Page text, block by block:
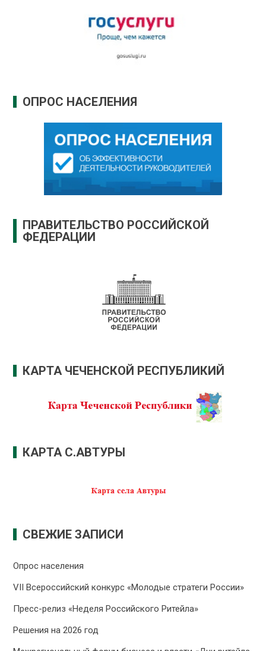
ОПРОС НАСЕЛЕНИЯ
ПРАВИТЕЛЬСТВО РОССИЙСКОЙ
ФЕДЕРАЦИИ
КАРТА ЧЕЧЕНСКОЙ РЕСПУБЛИКИЙ
КАРТА С.АВТУРЫ
СВЕЖИЕ ЗАПИСИ
Опрос населения
VII Всероссийский конкурс «Молодые стратеги России»
Пресс-релиз «Неделя Российского Ритейла»
Решения на 2026 год